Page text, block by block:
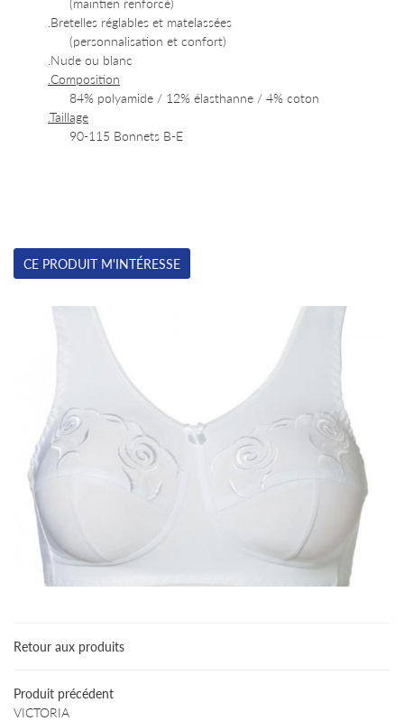
Accueil
Produits
Une
l'adresse email indiqué ci-dessus. Vous pouvez vous désinscrire à tout moment en utilisant
le formulaire de désinscription.
(maintien renforcé)
.Bretelles réglables et matelassées
(personnalisation et confort)
.Nude ou blanc
.Composition
84% polyamide / 12% élasthanne / 4% coton
.Taillage
90-115 Bonnets B-E
CE PRODUIT M'INTÉRESSE
Retour aux produits
Produit précédent
VICTORIA